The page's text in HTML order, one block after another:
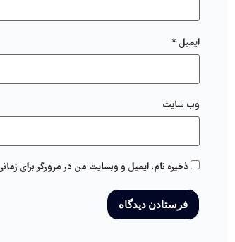
ایمیل *
وب‌ سایت
ذخیره نام، ایمیل و وبسایت من در مرورگر برای